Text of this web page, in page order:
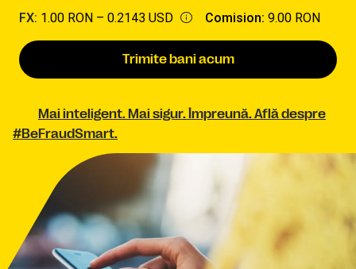
FX: 1.00 RON – 0.2143 USD Comision: 9.00 RON
Trimite bani acum
Mai inteligent. Mai sigur. Împreună. Află despre
#BeFraudSmart.